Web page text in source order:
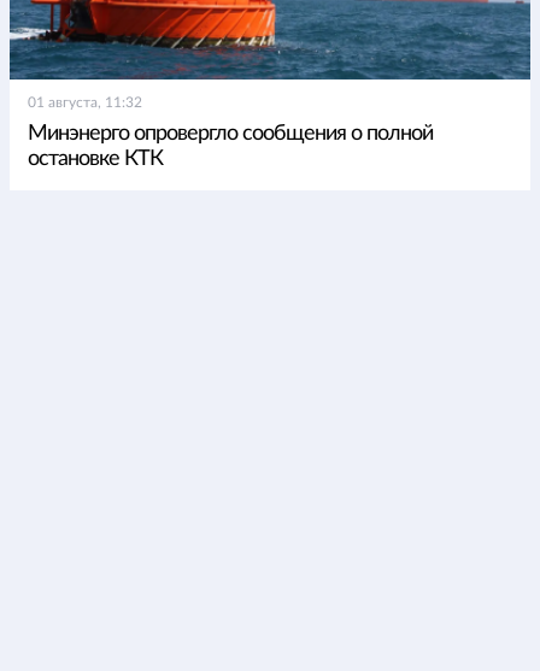
01 августа, 11:32
Минэнерго опровергло сообщения о полной
остановке КТК